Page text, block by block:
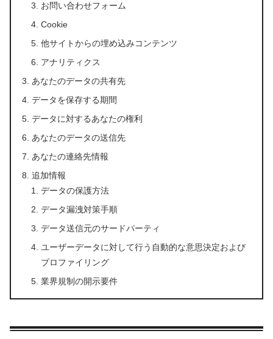
お問い合わせフォーム
Cookie
他サイトからの埋め込みコンテンツ
アナリティクス
あなたのデータの共有先
データを保存する期間
データに対するあなたの権利
あなたのデータの送信先
あなたの連絡先情報
追加情報
データの保護方法
データ漏洩対策手順
データ送信元のサードパーティ
ユーザーデータに対して行う自動的な意思決定および
プロファイリング
業界規制の開示要件